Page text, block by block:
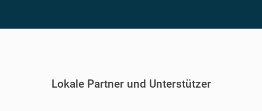
Lokale Partner und Unterstützer